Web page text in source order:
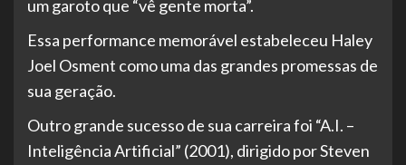
um garoto que “vê gente morta”.
Essa performance memorável estabeleceu Haley
Joel Osment como uma das grandes promessas de
sua geração.
Outro grande sucesso de sua carreira foi “A.I. –
Inteligência Artificial” (2001), dirigido por Steven